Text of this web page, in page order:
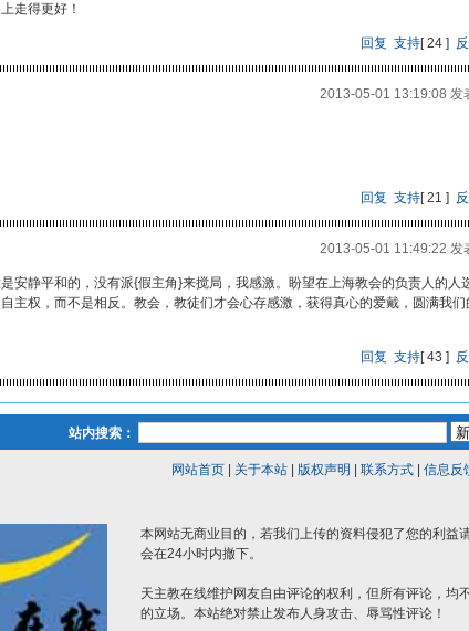
走得更好！
回复 支持[24 ]
2013-05-01 13:19:08 发
回复 支持[21 ]
2013-05-01 11:49:22 发
安静平和的，没有派{假主角}来搅局，我感激。盼望在上海教会的负责人的人
主权，而不是相反。教会，教徒们才会心存感激，获得真心的爱戴，圆满我们
回复 支持[43 ]
站内搜索：
网站首页| 关于本站| 版权声明 联系方式| 信息反
本网站无商业目的，若我们上传的资料侵犯了您的利益
会在24小时内撤下。
天主教在线维护网友自由评论的权利，但所有评论，均
的立场。本站绝对禁止发布人身攻击、辱骂性评论！